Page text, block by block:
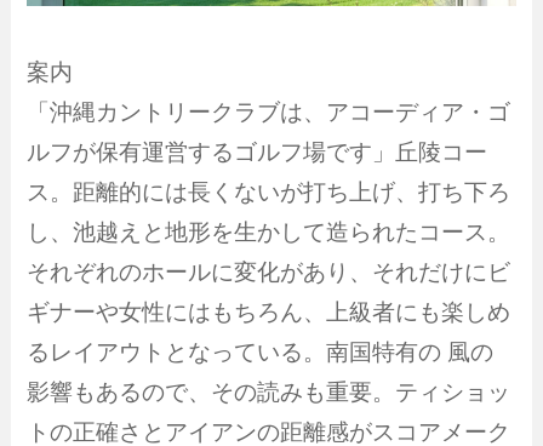
案内
「沖縄カントリークラブは、アコーディア・ゴ
ルフが保有運営するゴルフ場です」丘陵コー
ス。距離的には長くないが打ち上げ、打ち下ろ
し、池越えと地形を生かして造られたコース。
それぞれのホールに変化があり、それだけにビ
ギナーや女性にはもちろん、上級者にも楽しめ
るレイアウトとなっている。南国特有の 風の
影響もあるので、その読みも重要。ティショッ
トの正確さとアイアンの距離感がスコアメーク